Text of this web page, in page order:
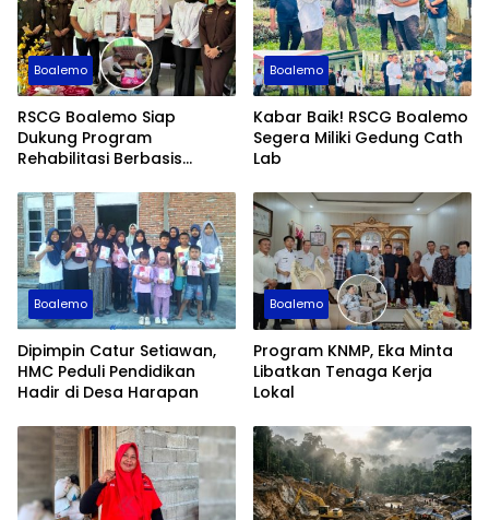
Boalemo
RSCG Boalemo Siap
Dukung Program
Rehabilitasi Berbasis
Boalemo
Kabar Baik! RSCG Boalemo
Segera Miliki Gedung Cath
Lab
Boalemo
Dipimpin Catur Setiawan,
HMC Peduli Pendidikan
Hadir di Desa Harapan
Boalemo
Program KNMP, Eka Minta
Libatkan Tenaga Kerja
Lokal